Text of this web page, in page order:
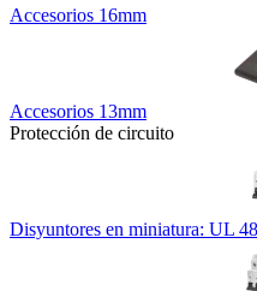
Accesorios 16mm
Accesorios 13mm
Protección de circuito
Disyuntores en miniatura: UL